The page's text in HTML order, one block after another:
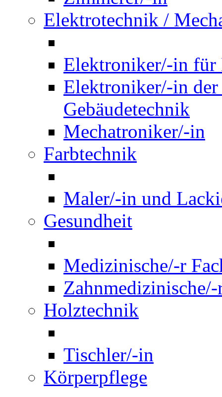
Elektrotechnik /
Elektroniker/-in für
Elektroniker/-in
Gebäudetechnik
Mechatroniker/-in
Farbtechnik
Maler/-in und
Gesundheit
Medizinische/-r
Holztechnik
Tischler/-in
Körperpflege